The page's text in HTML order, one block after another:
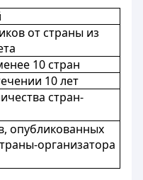
от страны из
10 стран
10 лет
стран-
опубликованных
организатора